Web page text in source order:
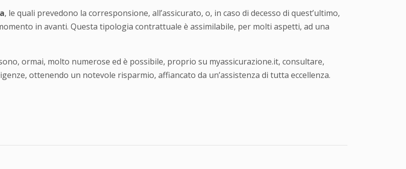
, le quali prevedono la corresponsione, all’assicurato, o, in caso di decesso di quest’ultimo,
in avanti. Questa tipologia contrattuale è assimilabile, per molti aspetti, ad una
ormai, molto numerose ed è possibile, proprio su myassicurazione.it, consultare,
ottenendo un notevole risparmio, affiancato da un’assistenza di tutta eccellenza.